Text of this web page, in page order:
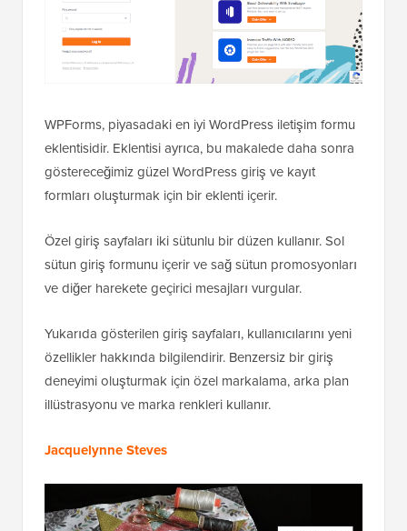
WPForms, piyasadaki en iyi WordPress iletişim formu
eklentisidir. Eklentisi ayrıca, bu makalede daha sonra
göstereceğimiz güzel WordPress giriş ve kayıt
formları oluşturmak için bir eklenti içerir.
Özel giriş sayfaları iki sütunlu bir düzen kullanır. Sol
sütun giriş formunu içerir ve sağ sütun promosyonları
ve diğer harekete geçirici mesajları vurgular.
Yukarıda gösterilen giriş sayfaları, kullanıcılarını yeni
özellikler hakkında bilgilendirir. Benzersiz bir giriş
deneyimi oluşturmak için özel markalama, arka plan
illüstrasyonu ve marka renkleri kullanır.
Jacquelynne Steves